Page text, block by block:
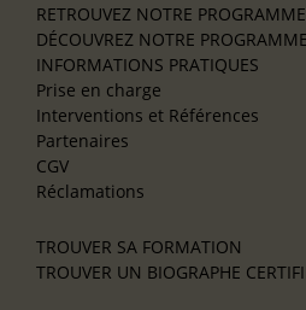
RETROUVEZ NOTRE
DÉCOUVREZ NOTRE
INFORMATIONS PRATIQUES
Prise en charge
Interventions et Références
Partenaires
CGV
Réclamations
TROUVER SA FORMATION
TROUVER UN BIOGRAPHE